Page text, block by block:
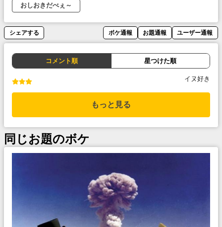
おしおきだべぇ～
シェアする ボケ通報 お題通報 ユーザー通報
コメント順 星つけた順
イヌ好き
もっと見る
同じお題のボケ